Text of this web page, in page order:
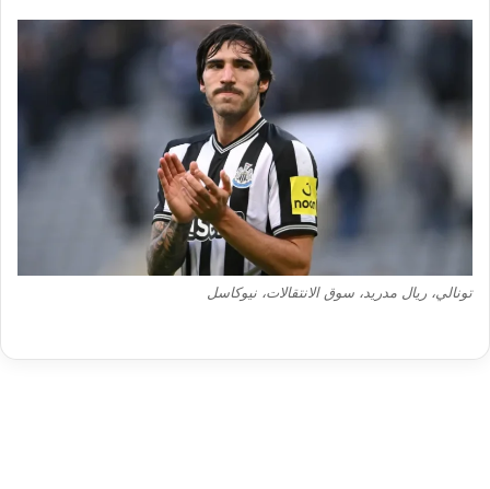
تونالي، ريال مدريد، سوق الانتقالات، نيوكاسل